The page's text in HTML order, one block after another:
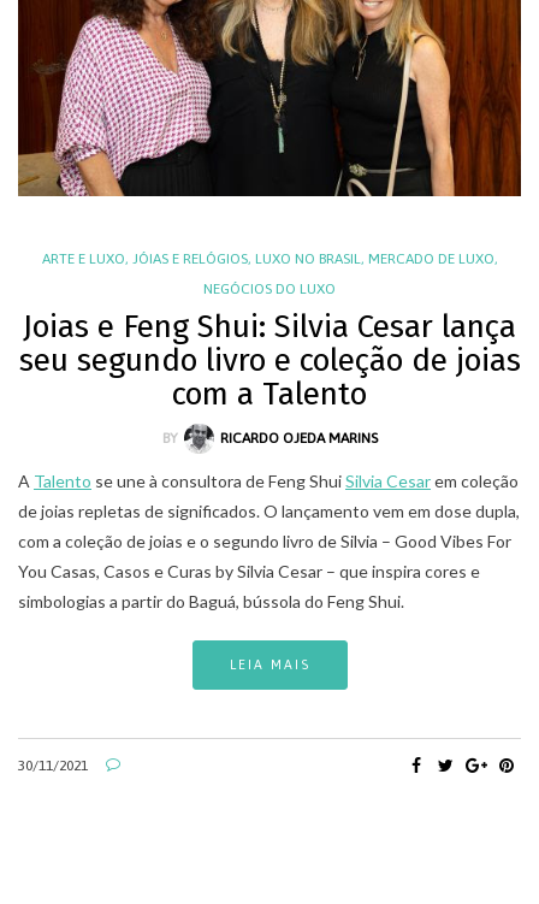
ARTE E LUXO, JÓIAS E RELÓGIOS, LUXO NO BRASIL, MERCADO DE LUXO,
NEGÓCIOS DO LUXO
Joias e Feng Shui: Silvia Cesar lança
seu segundo livro e coleção de joias
com a Talento
BY RICARDO OJEDA MARINS
A Talento se une à consultora de Feng ShuiSilvia Cesarem coleção
de joias repletas de significados. O lançamento vem em dose dupla,
com a coleção de joias e o segundo livro de Silvia – Good Vibes For
You Casas, Casos e Curas by Silvia Cesar – que inspira cores e
simbologias a partir do Baguá, bússola do Feng Shui.
LEIA MAIS
30/11/2021